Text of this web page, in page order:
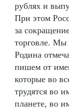
рублях и
При этом
за
торговле. Мы
Родина
пишем от
которые во
трудятся во
планете, во